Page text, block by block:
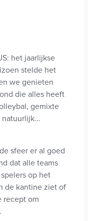
het jaarlijkse
stelde het
we genieten
die alles heeft
gemixte
natuurlijk…
sfeer er al goed
dat alle teams
op het
de kantine ziet of
recept om